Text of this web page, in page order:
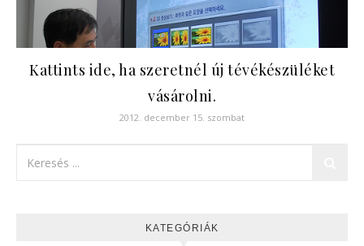
Kattints ide, ha szeretnél új tévékészüléket
vásárolni.
2012. december 15. szombat
KATEGÓRIÁK